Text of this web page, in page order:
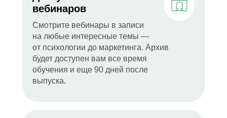
вебинаров
Смотрите вебинары в записи
на любые интересные темы —
от психологии до маркетинга. Архив
будет доступен вам все время
обучения и еще 90 дней после
выпуска.